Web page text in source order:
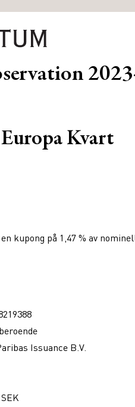
Kvart
kupong på 1,47 % av
Issuance B.V.